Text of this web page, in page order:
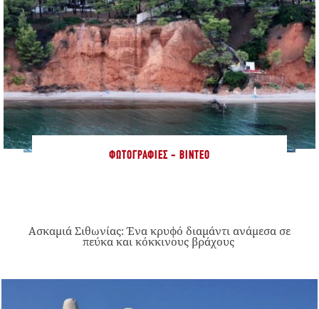
ΦΩΤΟΓΡΑΦΊΕΣ - ΒΊΝΤΕΟ
Ασκαμιά Σιθωνίας: Ένα κρυφό διαμάντι ανάμεσα σε
πεύκα και κόκκινους βράχους